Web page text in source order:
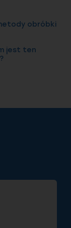
obróbki
jest ten